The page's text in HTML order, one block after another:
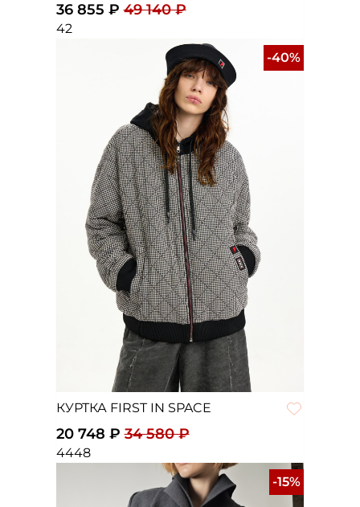
36 855 ₽ 49 140 ₽
42
-40%
КУРТКА FIRST IN SPACE
20 748 ₽ 34 580 ₽
4448
-15%